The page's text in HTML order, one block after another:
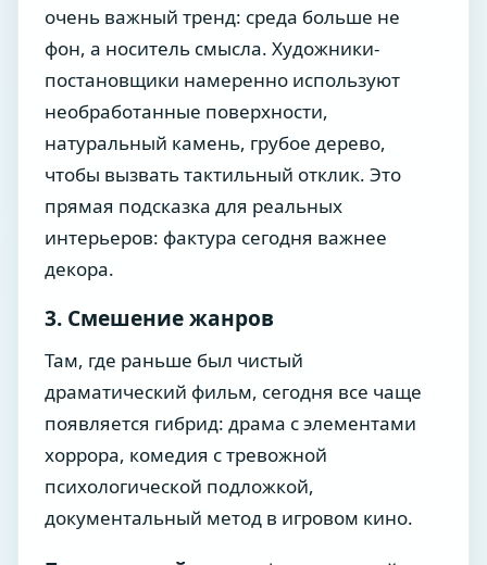
очень важный тренд: среда больше не
фон, а носитель смысла. Художники-
постановщики намеренно используют
необработанные поверхности,
натуральный камень, грубое дерево,
чтобы вызвать тактильный отклик. Это
прямая подсказка для реальных
интерьеров: фактура сегодня важнее
декора.
3. Смешение жанров
Там, где раньше был чистый
драматический фильм, сегодня все чаще
появляется гибрид: драма с элементами
хоррора, комедия с тревожной
психологической подложкой,
документальный метод в игровом кино.